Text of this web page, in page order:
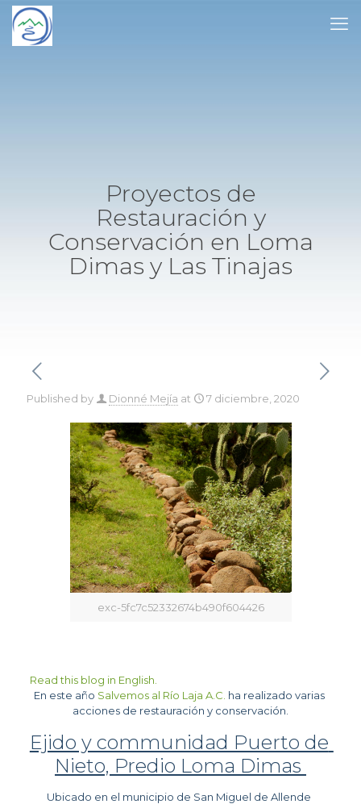
Proyectos de
Restauración y
Conservación en Loma
Dimas y Las Tinajas
Published by Dionné Mejía at 7 diciembre, 2020
exc-5fc7c52332674b490f604426
Read this blog in English.
En este año Salvemos al Río Laja A.C. ha realizado varias
acciones de restauración y conservación.
Ejido y communidad Puerto de
Nieto, Predio Loma Dimas
Ubicado en el municipio de San Miguel de Allende